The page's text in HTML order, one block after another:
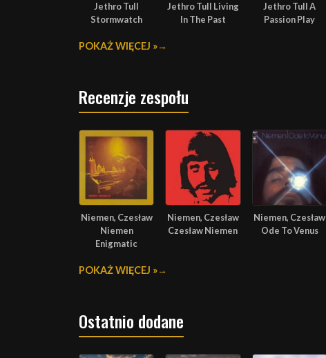
Jethro Tull
Stormwatch
Jethro Tull Living
In The Past
Jethro Tull A
Passion Play
POKAŻ WIĘCEJ »
Recenzje zespołu
Niemen, Czesław
Niemen
Enigmatic
Niemen, Czesław
Czesław Niemen
Niemen, Czesław
Ode To Venus
POKAŻ WIĘCEJ »
Ostatnio dodane